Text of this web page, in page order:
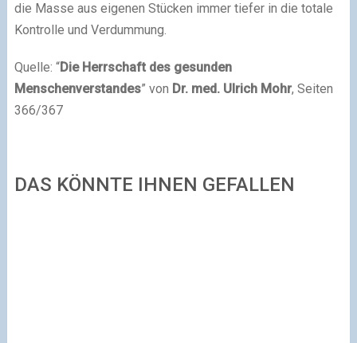
die Masse aus eigenen Stücken immer tiefer in die totale
Kontrolle und Verdummung.
Quelle: “Die Herrschaft des gesunden
Menschenverstandes” von Dr. med. Ulrich Mohr, Seiten
366/367
DAS KÖNNTE IHNEN GEFALLEN